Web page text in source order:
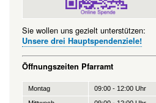
Sie wollen uns gezielt unterstützen:
Unsere drei Hauptspendenziele!
Öffnungszeiten Pfarramt
Montag
09:00 - 12:00 Uhr